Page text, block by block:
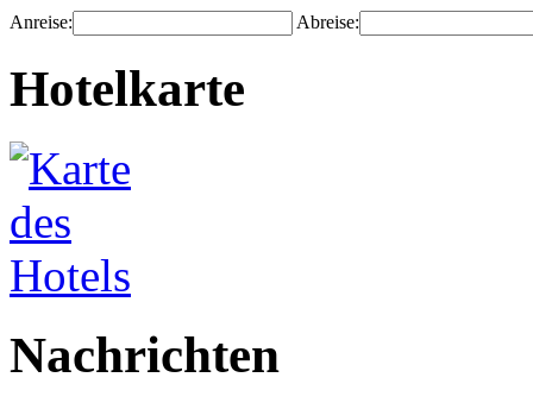
Anreise: Abreise:
Hotelkarte
Nachrichten